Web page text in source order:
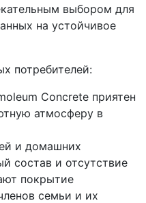
выбором для
на устойчивое
потребителей:
Concrete приятен
атмосферу в
и домашних
состав и отсутствие
покрытие
семьи и их